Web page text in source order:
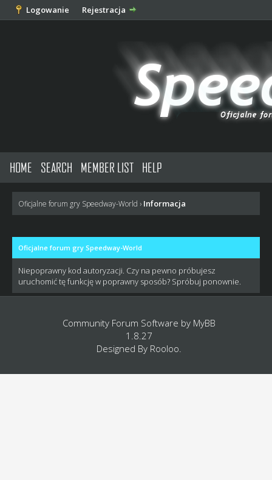
Logowanie Rejestracja
HOME SEARCH MEMBER LIST HELP
Oficjalne forum gry Speedway-World › Informacja
Oficjalne forum gry Speedway-World
Niepoprawny kod autoryzacji. Czy na pewno próbujesz
uruchomić tę funkcję w poprawny sposób? Spróbuj ponownie.
Community Forum Software by MyBB
1.8.27
Designed By Rooloo.